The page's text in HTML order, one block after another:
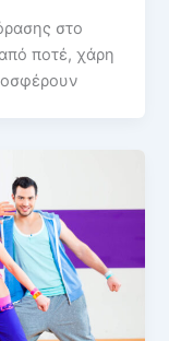
στο
ποτέ, χάρη